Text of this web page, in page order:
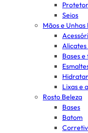
Seios
Mãos e Unhas
Bases
Lixas e
Rosto Beleza
Bases
Batom